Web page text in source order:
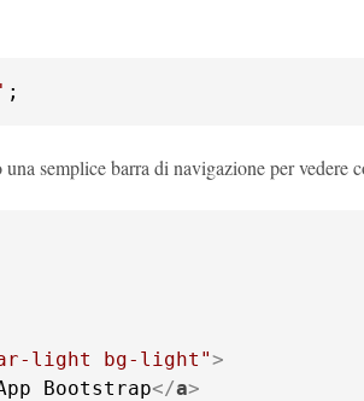
;
semplice barra di navigazione per vedere
light bg-light">
Bootstrap</a>